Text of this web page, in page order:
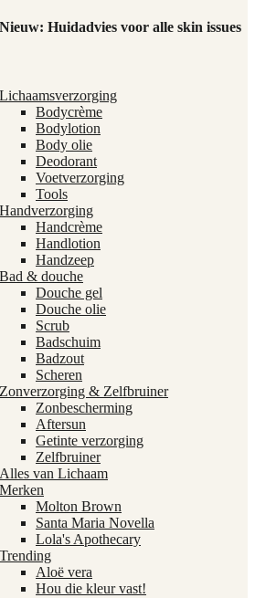
Nieuw: Huidadvies voor alle skin issues
Lichaamsverzorging
Bodycrème
Bodylotion
Body olie
Deodorant
Voetverzorging
Tools
Handverzorging
Handcrème
Handlotion
Handzeep
Bad & douche
Douche gel
Douche olie
Scrub
Badschuim
Badzout
Scheren
Zonverzorging & Zelfbruiner
Zonbescherming
Aftersun
Getinte verzorging
Zelfbruiner
Alles van Lichaam
Merken
Molton Brown
Santa Maria Novella
Lola's Apothecary
Trending
Aloë vera
Hou die kleur vast!